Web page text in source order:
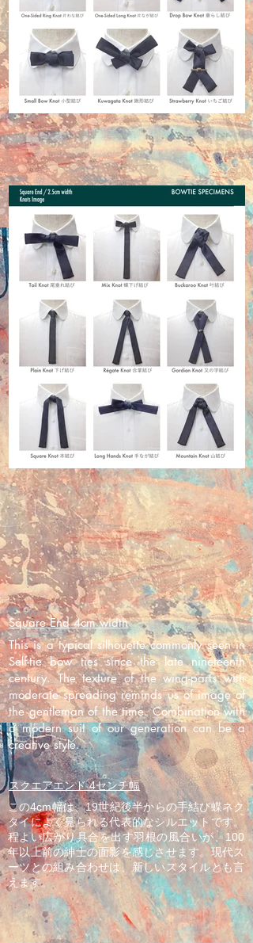
Square End 4cm width
This is a typical silhouette commonly seen in
Self-tie bow ties since the late nineteenth
century. The texture of the wing-parts with
moderate spreading reminds us of image of
the gentleman of the time. Combination with
a modern suit of our generation can be a
creative style.
スクエアエンド 4センチ幅
この4cm幅は、19世紀後半からの手結び蝶ネク
タイによく見られる代表的なシルエットです。
程よい広がり具合を出す羽根の風合いが、100
年以上前の紳士の面影を感じさせます。現代ス
ーツとの組み合わせは、新しいスタイルとも言
えます。